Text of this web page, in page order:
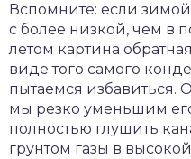
Вспомните: если
с более низкой, чем в
летом картина
виде того самого
пытаемся избавиться.
мы резко уменьшим
полностью глушить
грунтом газы в